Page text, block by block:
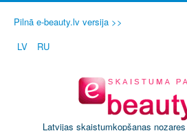
Pilnā e-beauty.lv versija >>
LV
RU
Latvijas skaistumkopšanas